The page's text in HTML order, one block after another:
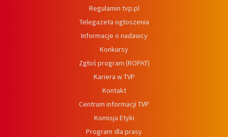
Regulamin tvp.pl
Telegazeta ogłoszenia
Informacje o nadawcy
Konkursy
Zgłoś program (ROPAT)
Kariera w TVP
Kontakt
Centrum informacji TVP
Komisja Etyki
Program dla prasy